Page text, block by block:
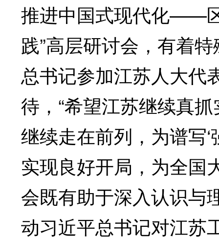
推进中国式现代化——
践”高层研讨会，有着
总书记参加江苏人大代
待，“希望江苏继续真
继续走在前列，为谱写
实现良好开局，为全国
会既有助于深入认识与
动习近平总书记对江苏